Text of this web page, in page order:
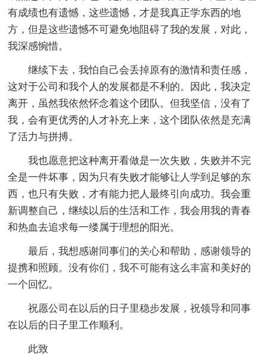
有成绩也有遗憾，这些遗憾，才是我真正学东西的地
方，但是这些遗憾不可避免地阻碍了我的发展，对此，
我深感惋惜。
继续下去，我怕自己会丢掉原有的激情和责任感，
这对于公司和我个人的发展都是不利的。因此，我决定
离开，虽然我依然怀念着这个团队。但我坚信，没有了
我，会有更优秀的人才补充上来，这个团队依然是充满
了活力与拼搏。
我也愿意把这种离开看做是一次失败，失败并不完
全是一件坏事，因为只有失败才能够让人学到足够的东
西，也只有失败，才有能力把人最终引向成功。我会重
新调整自己，继续以后的生活和工作，我会用我的青春
和热血去追求每一缕属于理想的阳光。
最后，我想感谢同事们的关心和帮助，感谢领导的
提携和照顾。没有你们，我不可能有这么丰富和美好的
一个回忆。
祝愿公司在以后的日子里稳步发展，祝领导和同事
在以后的日子里工作顺利。
此致